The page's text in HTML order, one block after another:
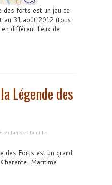
des forts est un jeu de
au 31 août 2012 (tous
différent lieux de
Légende des
enfants et familles
des Forts est un grand
Maritime